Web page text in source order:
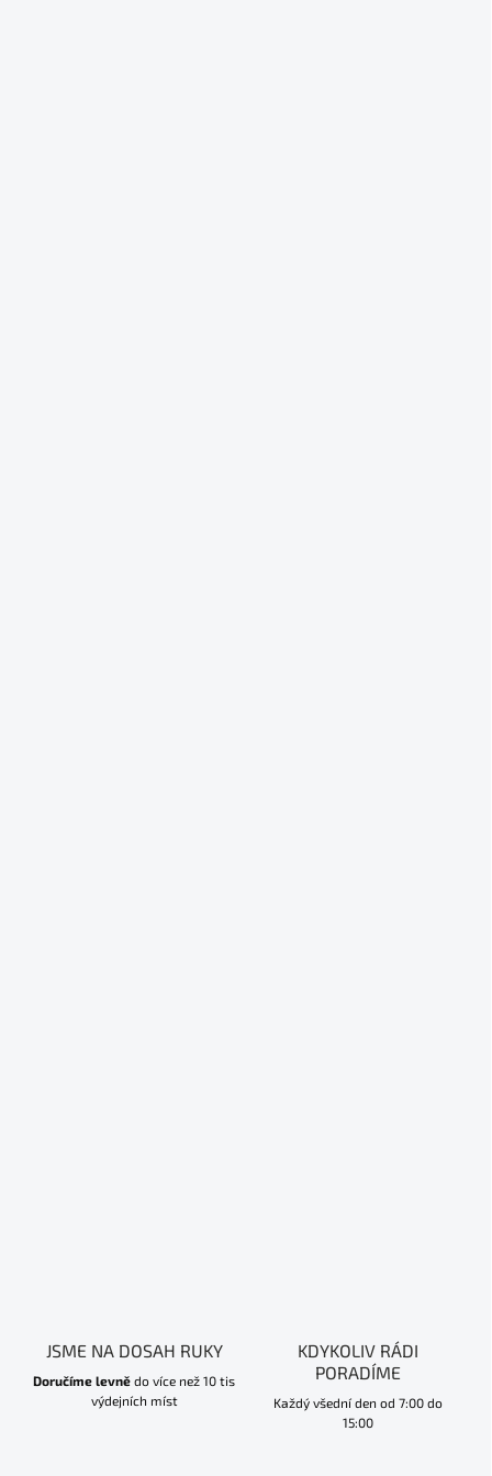
JSME NA DOSAH RUKY
Doručíme levně do více než 10 tis
výdejních míst
KDYKOLIV RÁDI
PORADÍME
Každý všední den od 7:00 do
15:00